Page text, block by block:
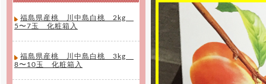
福島県産桃 川中島白桃 2kg
5〜7玉 化粧箱入
福島県産桃 川中島白桃 3kg
8〜10玉 化粧箱入